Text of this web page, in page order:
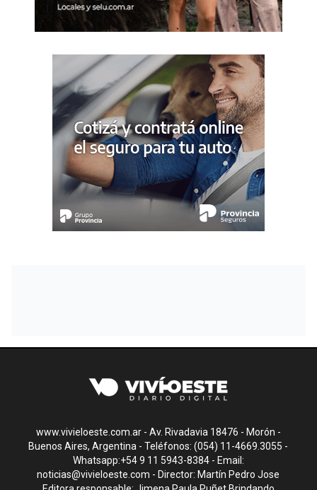
www.vivieloeste.com.ar - Av. Rivadavia 18476 - Morón -
Buenos Aires, Argentina - Teléfonos: (054) 11-4669.3055 -
Whatsapp:+54 9 11 5943-8384 - Email:
noticias@vivieloeste.com - Director: Martín Pedro Jose